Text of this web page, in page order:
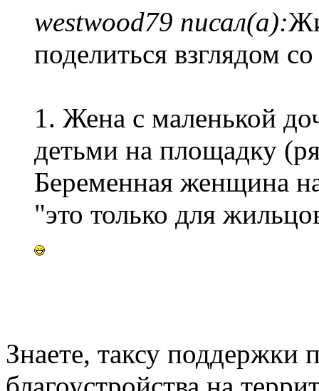
westwood79 писал(а):
поделиться взглядом
1. Жена с маленькой
детьми на площадку
Беременная женщина
"это только для
Знаете, таксу поддержки